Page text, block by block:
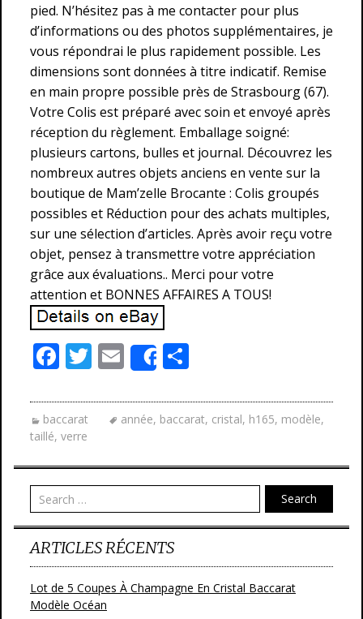
pied. N’hésitez pas à me contacter pour plus
d’informations ou des photos supplémentaires, je
vous répondrai le plus rapidement possible. Les
dimensions sont données à titre indicatif. Remise
en main propre possible près de Strasbourg (67).
Votre Colis est préparé avec soin et envoyé après
réception du règlement. Emballage soigné:
plusieurs cartons, bulles et journal. Découvrez les
nombreux autres objets anciens en vente sur la
boutique de Mam’zelle Brocante : Colis groupés
possibles et Réduction pour des achats multiples,
sur une sélection d’articles. Après avoir reçu votre
objet, pensez à transmettre votre appréciation
grâce aux évaluations.. Merci pour votre
attention et BONNES AFFAIRES A TOUS!
F
e
b
o
o
k
T
itt
er
E
m
ai
l
Share
ta
g
er
baccarat année, baccarat, cristal, h165, modèle,
taillé, verre
Search
ARTICLES RÉCENTS
Lot de 5 Coupes À Champagne En Cristal Baccarat
Modèle Océan